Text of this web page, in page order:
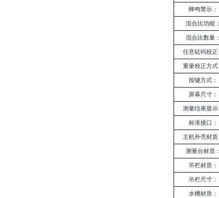
蜂鸣警示：
混合比功能
混合比数量
任意砝码校
重量校正方
按键方式：
屏幕尺寸：
测量结果显
标准接口：
主机外壳材
测量台材质
吊栏材质：
吊栏尺寸：
水槽材质：